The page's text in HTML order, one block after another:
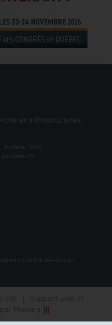
en infrastructures
bureau 1620
25
Contactez‑nous !
site |
Support web et
Monarq